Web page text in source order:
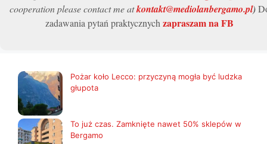
cooperation please contact me atkontakt@mediolanbergamo.pl)
zadawania pytań praktycznych zapraszam na FB
Pożar koło Lecco: przyczyną mogła być ludzka
głupota
To już czas. Zamknięte nawet 50% sklepów w
Bergamo